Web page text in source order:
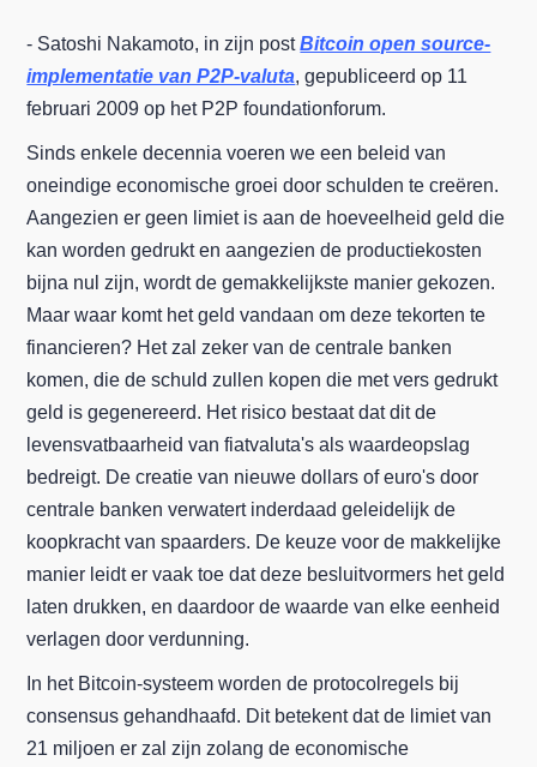
- Satoshi Nakamoto, in zijn postBitcoin open source-
implementatie van P2P-valuta, gepubliceerd op 11
februari 2009 op het P2P foundationforum.
Sinds enkele decennia voeren we een beleid van
oneindige economische groei door schulden te creëren.
Aangezien er geen limiet is aan de hoeveelheid geld die
kan worden gedrukt en aangezien de productiekosten
bijna nul zijn, wordt de gemakkelijkste manier gekozen.
Maar waar komt het geld vandaan om deze tekorten te
financieren? Het zal zeker van de centrale banken
komen, die de schuld zullen kopen die met vers gedrukt
geld is gegenereerd. Het risico bestaat dat dit de
levensvatbaarheid van fiatvaluta's als waardeopslag
bedreigt. De creatie van nieuwe dollars of euro's door
centrale banken verwatert inderdaad geleidelijk de
koopkracht van spaarders. De keuze voor de makkelijke
manier leidt er vaak toe dat deze besluitvormers het geld
laten drukken, en daardoor de waarde van elke eenheid
verlagen door verdunning.
In het Bitcoin-systeem worden de protocolregels bij
consensus gehandhaafd. Dit betekent dat de limiet van
21 miljoen er zal zijn zolang de economische